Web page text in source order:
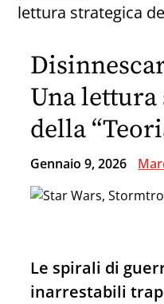
lettura strategica
Una
della
Gennaio 9, 2026
Le spirali di
inarrestabili